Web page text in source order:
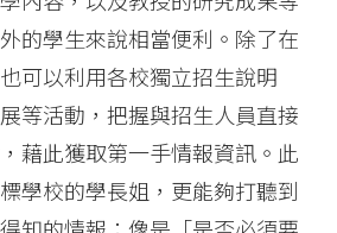
的學生來說相當便利。除了在
可以利用各校獨立招生說明
等活動，把握與招生人員直接
藉此獲取第一手情報資訊。此
學校的學長姐，更能夠打聽到